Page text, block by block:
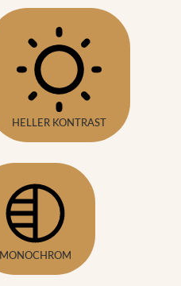
HELLER KONTRAST
MONOCHROM